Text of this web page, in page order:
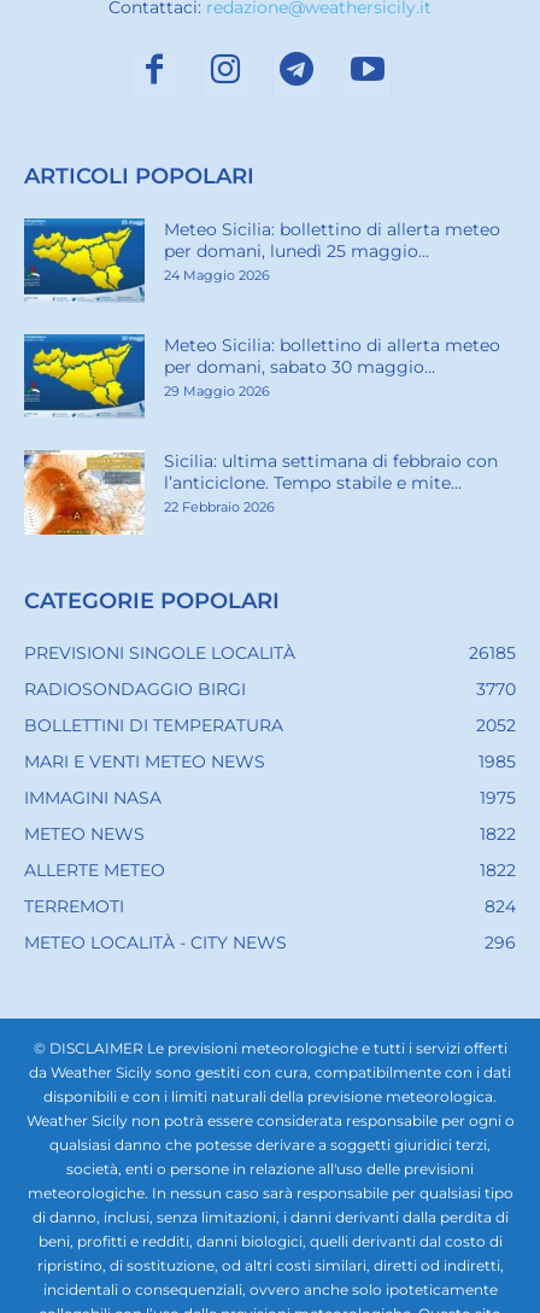
Contattaci: redazione@weathersicily.it
ARTICOLI POPOLARI
Meteo Sicilia: bollettino di allerta meteo
per domani, lunedì 25 maggio...
24 Maggio 2026
Meteo Sicilia: bollettino di allerta meteo
per domani, sabato 30 maggio...
29 Maggio 2026
Sicilia: ultima settimana di febbraio con
l’anticiclone. Tempo stabile e mite...
22 Febbraio 2026
CATEGORIE POPOLARI
PREVISIONI SINGOLE LOCALITÀ
26185
RADIOSONDAGGIO BIRGI
3770
BOLLETTINI DI TEMPERATURA
2052
MARI E VENTI METEO NEWS
1985
IMMAGINI NASA
1975
METEO NEWS
1822
ALLERTE METEO
1822
TERREMOTI
824
METEO LOCALITÀ - CITY NEWS
296
© DISCLAIMER Le previsioni meteorologiche e tutti i servizi offerti
da Weather Sicily sono gestiti con cura, compatibilmente con i dati
disponibili e con i limiti naturali della previsione meteorologica.
Weather Sicily non potrà essere considerata responsabile per ogni o
qualsiasi danno che potesse derivare a soggetti giuridici terzi,
società, enti o persone in relazione all'uso delle previsioni
meteorologiche. In nessun caso sarà responsabile per qualsiasi tipo
di danno, inclusi, senza limitazioni, i danni derivanti dalla perdita di
beni, profitti e redditi, danni biologici, quelli derivanti dal costo di
ripristino, di sostituzione, od altri costi similari, diretti od indiretti,
incidentali o consequenziali, ovvero anche solo ipoteticamente